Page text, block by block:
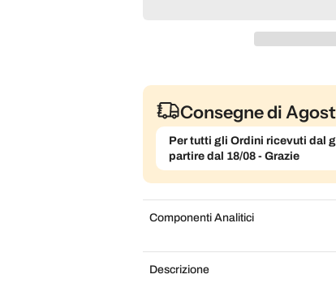
Consegne di
Per tutti gli Ordini ricevuti dal
partire dal 18/08 - Grazie
Componenti Analitici
Descrizione